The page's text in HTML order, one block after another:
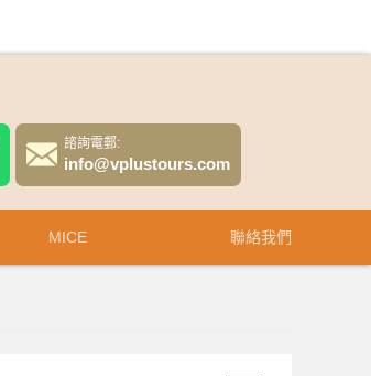
諮詢電郵:
info@vplustours.com
MICE 聯絡我們